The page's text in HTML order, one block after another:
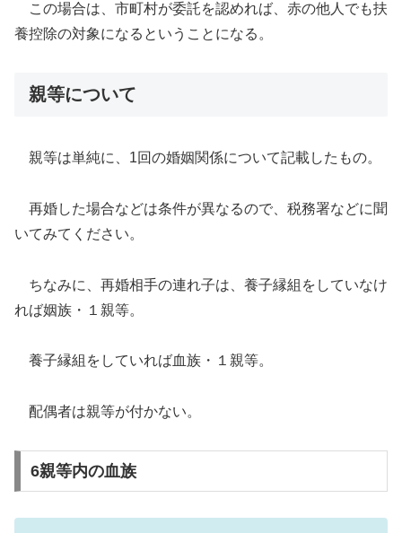
この場合は、市町村が委託を認めれば、赤の他人でも扶
養控除の対象になるということになる。
親等について
親等は単純に、1回の婚姻関係について記載したもの。
再婚した場合などは条件が異なるので、税務署などに聞
いてみてください。
ちなみに、再婚相手の連れ子は、養子縁組をしていなけ
れば姻族・１親等。
養子縁組をしていれば血族・１親等。
配偶者は親等が付かない。
6親等内の血族